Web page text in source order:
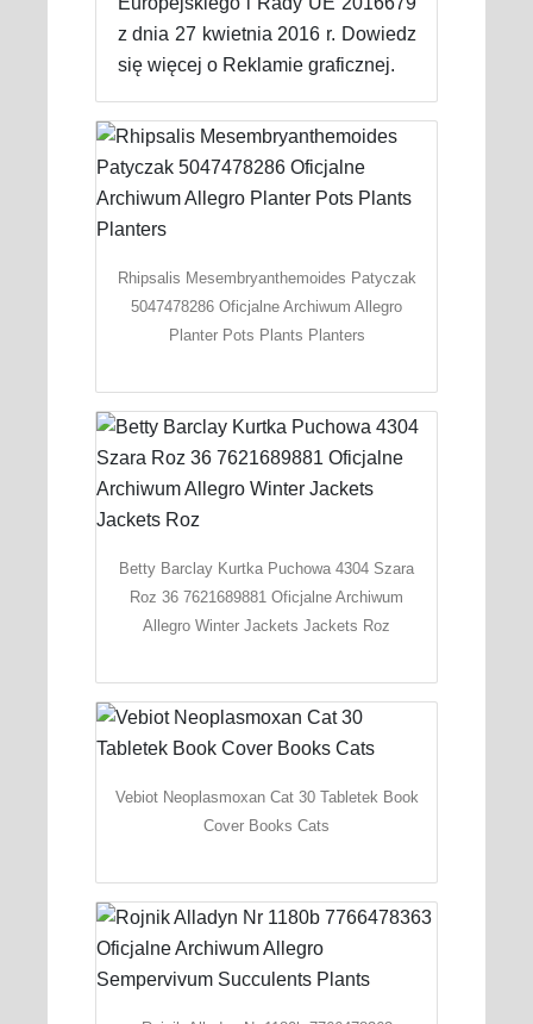
z dnia 27 kwietnia 2016 r. Dowiedz
się więcej o Reklamie graficznej.
Rhipsalis Mesembryanthemoides Patyczak
5047478286 Oficjalne Archiwum Allegro
Planter Pots Plants Planters
Betty Barclay Kurtka Puchowa 4304 Szara
Roz 36 7621689881 Oficjalne Archiwum
Allegro Winter Jackets Jackets Roz
Vebiot Neoplasmoxan Cat 30 Tabletek Book
Cover Books Cats